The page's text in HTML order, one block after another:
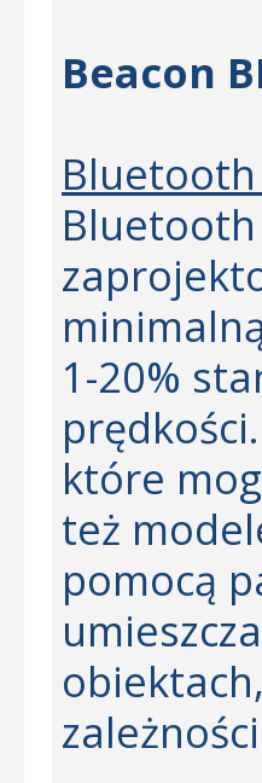
Beacon
Bluetooth
1-20%
które
też
pomocą